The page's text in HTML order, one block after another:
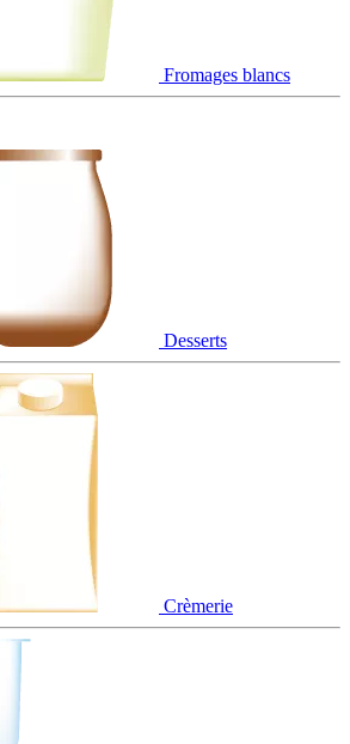
Fromages blancs
Desserts
Crèmerie